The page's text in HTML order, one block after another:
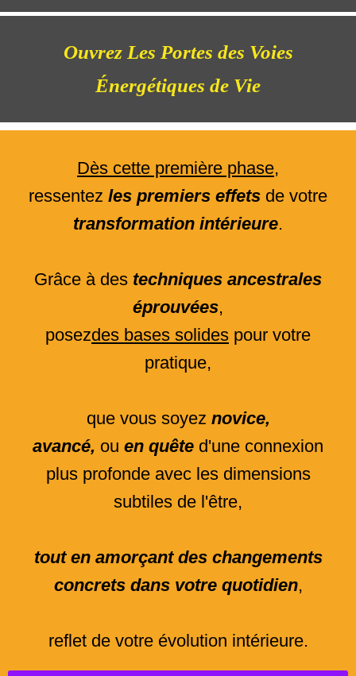
Ouvrez Les Portes des Voies
Énergétiques de Vie
Dès cette première phase,
ressentez les premiers effets de votre
transformation intérieure.
Grâce à des techniques ancestrales
éprouvées,
posezdes bases solides pour votre
pratique,
que vous soyez novice,
avancé, ou en quête d'une connexion
plus profonde avec les dimensions
subtiles de l'être,
tout en amorçant des changements
concrets dans votre quotidien,
reflet de votre évolution intérieure.